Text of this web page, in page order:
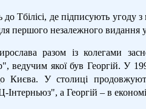
Тбілісі, де підписують угоду
першого незалежного
разом із колегами
ведучим якої був Георгій. У
Києва. У столиці
а Георгій – в